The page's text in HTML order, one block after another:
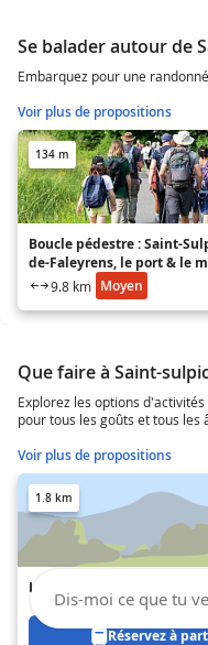
Se balader autour de
Embarquez pour une
Voir plus de propositions
134 m
Boucle pédestre : Saint-
de-Faleyrens, le port & le
de pierrefitte
9.8 km Moyen
Que faire à Saint-
Explorez les options
pour tous les goûts et tous les
Voir plus de propositions
1.8 km
La Maison d'Artiste
Réservez à
Dis-moi ce que tu